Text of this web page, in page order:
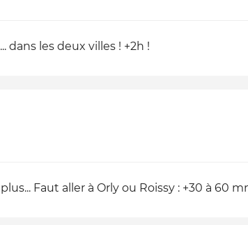
dans les deux villes ! +2h !
Faut aller à Orly ou Roissy : +30 à 60